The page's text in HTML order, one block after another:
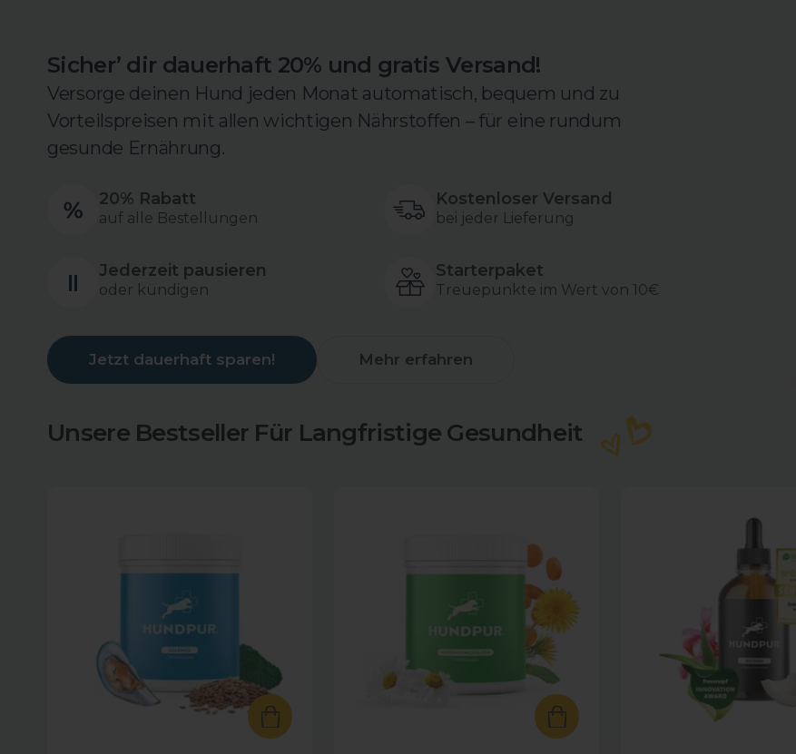
Sicher’ dir dauerhaft 20% und gratis Versand!
Versorge deinen Hund jeden Monat automatisch, bequem und zu
Vorteilspreisen mit allen wichtigen Nährstoffen – für eine rundum
gesunde Ernährung.
20% Rabatt
auf alle Bestellungen
Kostenloser Versand
bei jeder Lieferung
Jederzeit pausieren
oder kündigen
Starterpaket
Treuepunkte im Wert von 10€
Jetzt dauerhaft sparen! Mehr erfahren
Unsere Bestseller Für Langfristige Gesundheit